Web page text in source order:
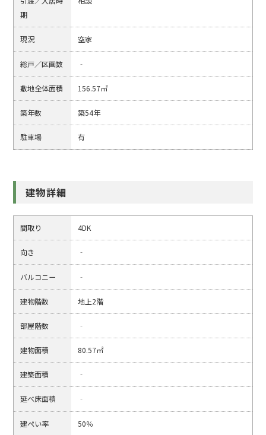
期
現況 空家
総戸／区画数 ‐
敷地全体面積 156.57㎡
築年数 築54年
駐車場 有
建物詳細
間取り 4DK
向き ‐
バルコニー ‐
建物階数 地上2階
部屋階数 ‐
建物面積 80.57㎡
建築面積 ‐
延べ床面積 ‐
建ぺい率 50％